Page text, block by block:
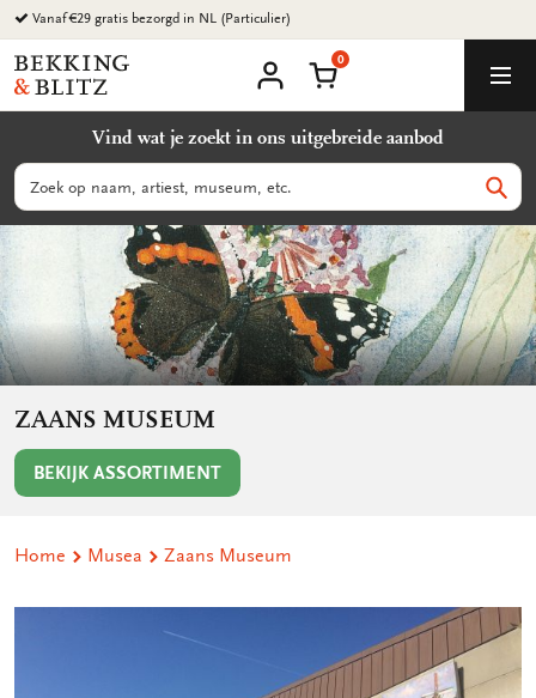
Ga
naar
content
Vanaf €29 gratis bezorgd in NL (Particulier)
Bekking
&
B.V.
account
Winkelmand
0
Vind wat je zoekt in ons uitgebreide aanbod
Zoeken
ZAANS MUSEUM
BEKIJK ASSORTIMENT
Home Musea Zaans Museum